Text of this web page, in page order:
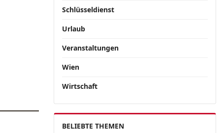
Schlüsseldienst
Urlaub
Veranstaltungen
Wien
Wirtschaft
BELIEBTE THEMEN